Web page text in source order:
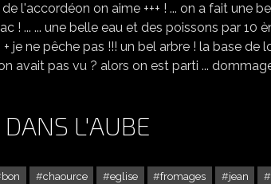
l'accordéon on aime +++ ! ... on a fait une
! ... ... une belle eau et des poissons par 10
je ne pêche pas !!! un bel arbre ! la base de
avait pas vu ? alors on est parti ...
L'AUBE
bon chaource eglise fromages jean